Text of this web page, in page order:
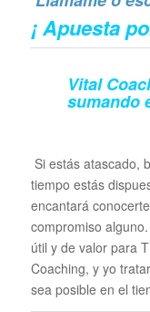
¡ Apuesta
Vital
sumando
Si estás atascado,
tiempo estás
encantará
compromiso
útil y de valor para
Coaching, y yo
sea posible en el